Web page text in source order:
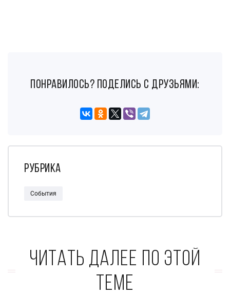
понравилось? поделись с друзьями:
Рубрика
События
Читать далее по этой
теме